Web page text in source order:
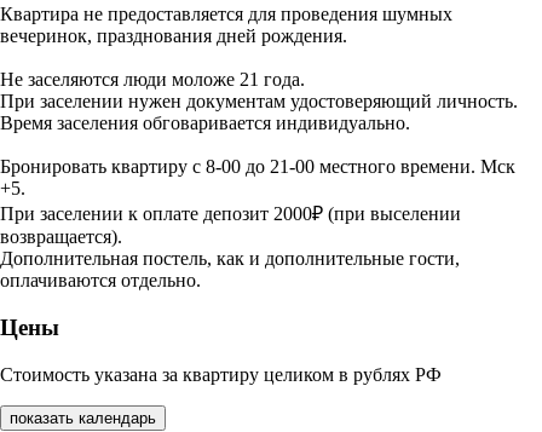
Квартира не предоставляется для проведения шумных
вечеринок, празднования дней рождения.
Не заселяются люди моложе 21 года.
При заселении нужен документам удостоверяющий личность.
Время заселения обговаривается индивидуально.
Бронировать квартиру с 8-00 до 21-00 местного времени. Мск
+5.
При заселении к оплате депозит 2000₽ (при выселении
возвращается).
Дополнительная постель, как и дополнительные гости,
оплачиваются отдельно.
Цены
Стоимость указана за квартиру целиком в рублях РФ
показать календарь